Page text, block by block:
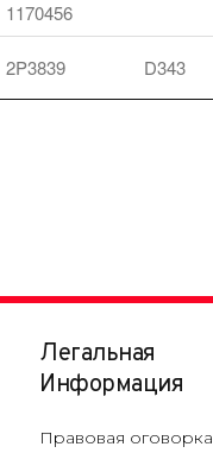
1170456
2P3839 D343
Легальная
Информация
Правовая оговорка